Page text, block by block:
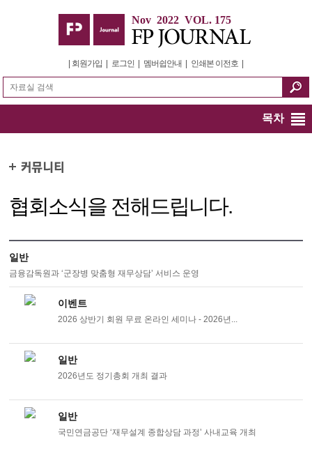
Nov 2022 VOL. 175
회원가입 로그인 멤버쉽안내 인쇄본 이전호
목차
협회소식을 전해드립니다.
일반
금융감독원과 ‘군장병 맞춤형 재무상담’ 서비스 운영
이벤트
2026 상반기 회원 무료 온라인 세미나 - 2026년...
일반
2026년도 정기총회 개최 결과
일반
국민연금공단 ‘재무설계 종합상담 과정’ 사내교육 개최